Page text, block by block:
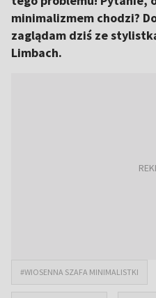
minimalizmem chodzi?
zaglądam dziś ze
Limbach.
#WIOSENNA SZAFA MINIMALISTKI